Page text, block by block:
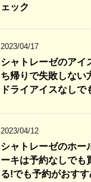
ェック
2023/04/17
シャトレーゼのアイ
ち帰りで失敗しない
ドライアイスなしで
2023/04/12
シャトレーゼのホー
ーキは予約なしでも
る!でも予約がおす